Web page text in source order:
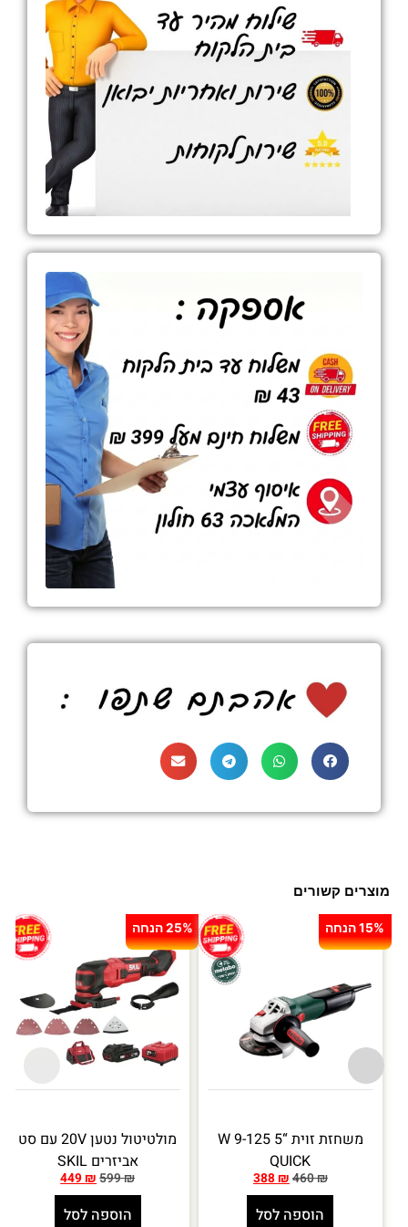
מוצרים קשורים
25% הנחה
מולטיטול נטען 20V עם סט
אביזרים SKIL
599₪
449₪
הוספה לסל
15% הנחה
משחזת זוית “5 W 9-125
QUICK
460₪
388₪
הוספה לסל